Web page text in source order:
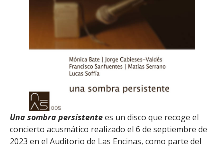
Una sombra persistentees un disco que recoge el
concierto acusmático realizado el 6 de septiembre de
2023 en el Auditorio de Las Encinas, como parte del